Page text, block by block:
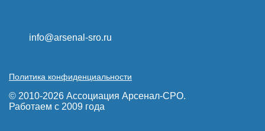
Политика конфиденциальности
info@arsenal-sro.ru
© 2010-2026 Ассоциация Арсенал-СРО.
Работаем с 2009 года